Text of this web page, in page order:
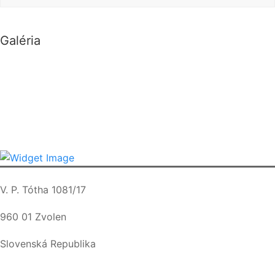
Galéria
V. P. Tótha 1081/17
960 01 Zvolen
Slovenská Republika